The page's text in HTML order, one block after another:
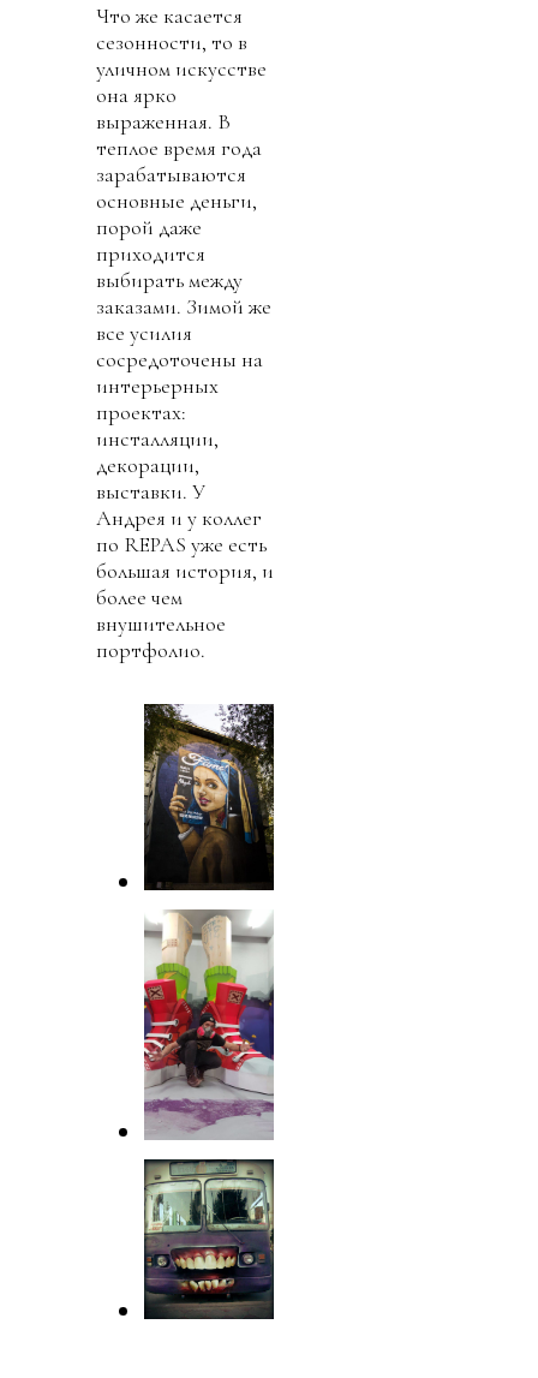
Что же касается
сезонности, то в
уличном искусстве
она ярко
выраженная. В
теплое время года
зарабатываются
основные деньги,
порой даже
приходится
выбирать между
заказами. Зимой же
все усилия
сосредоточены на
интерьерных
проектах:
инсталляции,
декорации,
выставки. У
Андрея и у коллег
по REPAS уже есть
большая история, и
более чем
внушительное
портфолио.